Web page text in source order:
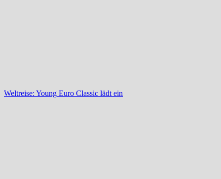
Weltreise: Young Euro Classic lädt ein